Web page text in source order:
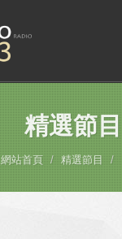
精選節目
網站首頁 精選節目